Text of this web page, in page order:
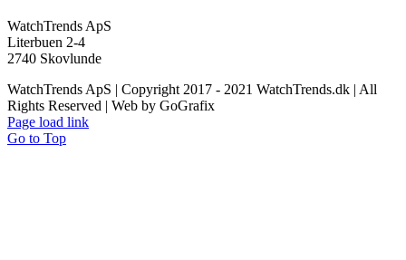
WatchTrends ApS
Literbuen 2-4
2740 Skovlunde
WatchTrends ApS | Copyright 2017 - 2021 WatchTrends.dk | All
Rights Reserved | Web by GoGrafix
Page load link
Go to Top